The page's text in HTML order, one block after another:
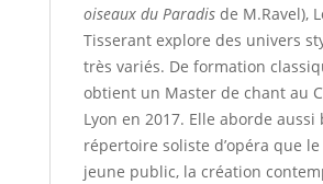
oiseaux du Paradisde M.Ravel),
Tisserant explore des univers
très variés. De formation
obtient un Master de chant au
Lyon en 2017. Elle aborde aussi
répertoire soliste d’opéra que
jeune public, la création